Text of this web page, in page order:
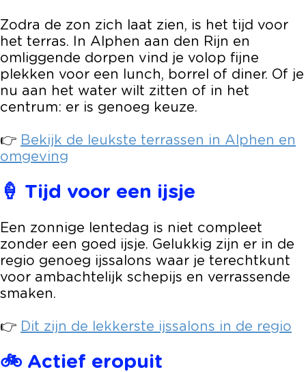
Zodra de zon zich laat zien, is het tijd voor
het terras. In Alphen aan den Rijn en
omliggende dorpen vind je volop fijne
plekken voor een lunch, borrel of diner. Of je
nu aan het water wilt zitten of in het
centrum: er is genoeg keuze.
👉 Bekijk de leukste terrassen in Alphen en
omgeving
🍦 Tijd voor een ijsje
Een zonnige lentedag is niet compleet
zonder een goed ijsje. Gelukkig zijn er in de
regio genoeg ijssalons waar je terechtkunt
voor ambachtelijk schepijs en verrassende
smaken.
👉 Dit zijn de lekkerste ijssalons in de regio
🚲 Actief eropuit